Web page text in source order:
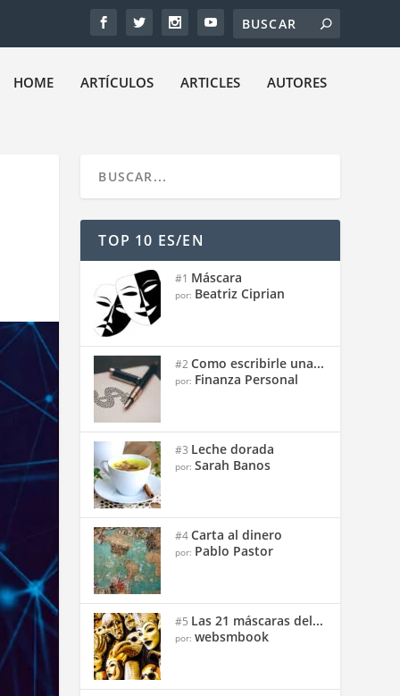
HOME ARTÍCULOS ARTICLES AUTORES
TOP 10 ES/EN
#1 Máscara
por: Beatriz Ciprian
#2Como escribirle una...
por: Finanza Personal
#3 Leche dorada
por:Sarah Banos
#4Carta al dinero
por: Pablo Pastor
#5 Las 21 máscaras del...
por:websmbook